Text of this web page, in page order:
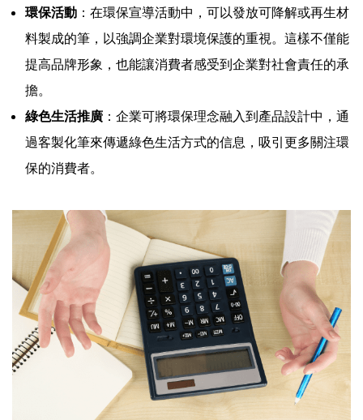
環保活動 ：在環保宣導活動中，可以發放可降解或再生材
料製成的筆，以強調企業對環境保護的重視。這樣不僅能
提高品牌形象，也能讓消費者感受到企業對社會責任的承
擔。
綠色生活推廣 ：企業可將環保理念融入到產品設計中，通
過客製化筆來傳遞綠色生活方式的信息，吸引更多關注環
保的消費者。